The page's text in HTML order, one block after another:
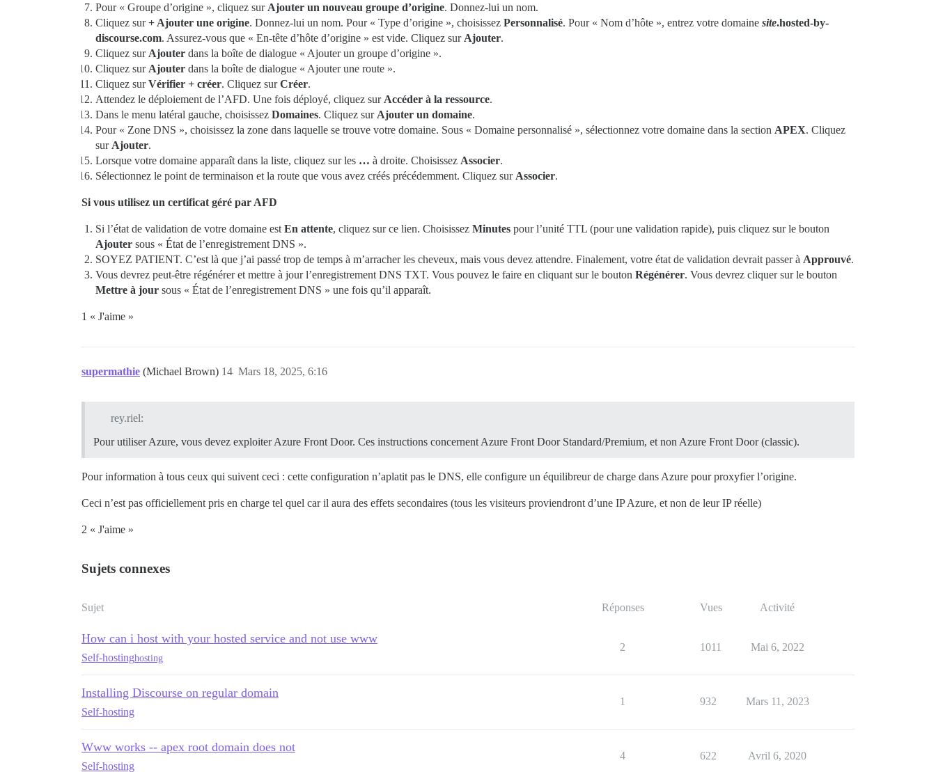
Pour « Groupe d’origine », cliquez sur Ajouter un nouveau groupe d’origine. Donnez-lui un nom.
Cliquez sur+ Ajouter une origine. Donnez-lui un nom. Pour « Type d’origine », choisissez Personnalisé. Pour « Nom d’hôte », entrez votre domaine site.hosted-by-
discourse.com. Assurez-vous que « En-tête d’hôte d’origine » est vide. Cliquez sur Ajouter.
Cliquez sur Ajouter dans la boîte de dialogue « Ajouter un groupe d’origine ».
Cliquez sur Ajouter dans la boîte de dialogue « Ajouter une route ».
Cliquez surVérifier + créer. Cliquez surCréer.
Attendez le déploiement de l’AFD. Une fois déployé, cliquez sur Accéder à la ressource.
Dans le menu latéral gauche, choisissez Domaines. Cliquez sur Ajouter un domaine.
Pour « Zone DNS », choisissez la zone dans laquelle se trouve votre domaine. Sous « Domaine personnalisé », sélectionnez votre domaine dans la section APEX. Cliquez
sur Ajouter.
Lorsque votre domaine apparaît dans la liste, cliquez sur les … à droite. Choisissez Associer.
Sélectionnez le point de terminaison et la route que vous avez créés précédemment. Cliquez sur Associer.
Si vous utilisez un certificat géré par AFD
Si l’état de validation de votre domaine est En attente, cliquez sur ce lien. Choisissez Minutes pour l’unité TTL (pour une validation rapide), puis cliquez sur le bouton
Ajouter sous « État de l’enregistrement DNS ».
SOYEZ PATIENT. C’est là que j’ai passé trop de temps à m’arracher les cheveux, mais vous devez attendre. Finalement, votre état de validation devrait passer à Approuvé.
Vous devrez peut-être régénérer et mettre à jour l’enregistrement DNS TXT. Vous pouvez le faire en cliquant sur le bouton Régénérer. Vous devrez cliquer sur le bouton
Mettre à jour sous « État de l’enregistrement DNS » une fois qu’il apparaît.
1 « J'aime »
supermathie (Michael Brown) Mars 18, 2025, 6:16
14
rey.riel:
Pour utiliser Azure, vous devez exploiter Azure Front Door. Ces instructions concernent Azure Front Door Standard/Premium, et non Azure Front Door (classic).
Pour information à tous ceux qui suivent ceci : cette configuration n’aplatit pas le DNS, elle configure un équilibreur de charge dans Azure pour proxyfier l’origine.
Ceci n’est pas officiellement pris en charge tel quel car il aura des effets secondaires (tous les visiteurs proviendront d’une IP Azure, et non de leur IP réelle)
2 « J'aime »
Sujets connexes
Sujet Réponses Vues Activité
How can i host with your hosted service and not use www
Self-hostinghosting
2 1011 Mai 6, 2022
Installing Discourse on regular domain
Self-hosting
1 932 Mars 11, 2023
Www works -- apex root domain does not
Self-hosting
4 622 Avril 6, 2020